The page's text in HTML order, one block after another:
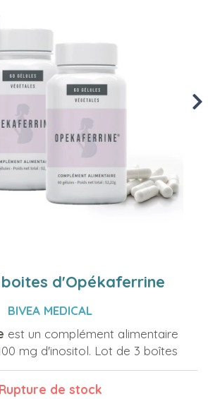
d'Opékaferrine
BIVEA MEDICAL
est un complément alimentaire
mg d'inositol. Lot de 3 boîtes
Rupture de stock